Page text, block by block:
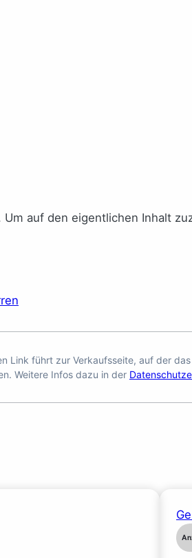
Um auf den eigentlichen Inhalt
Link führt zur Verkaufsseite, auf der
Weitere Infos dazu in der